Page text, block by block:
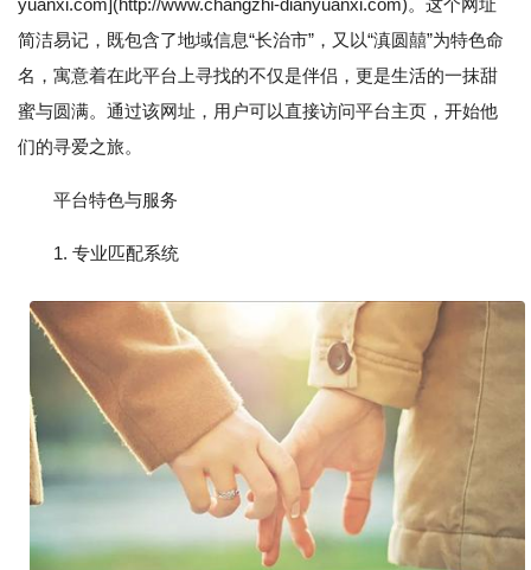
yuanxi.com](http://www.changzhi-dianyuanxi.com)。这个网址
简洁易记，既包含了地域信息“长治市”，又以“滇圆囍”为特色命
名，寓意着在此平台上寻找的不仅是伴侣，更是生活的一抹甜
蜜与圆满。通过该网址，用户可以直接访问平台主页，开始他
们的寻爱之旅。
平台特色与服务
1. 专业匹配系统